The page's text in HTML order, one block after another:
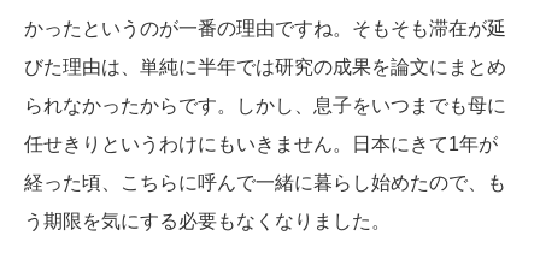
かったというのが一番の理由ですね。そもそも滞在が延
びた理由は、単純に半年では研究の成果を論文にまとめ
られなかったからです。しかし、息子をいつまでも母に
任せきりというわけにもいきません。日本にきて1年が
経った頃、こちらに呼んで一緒に暮らし始めたので、も
う期限を気にする必要もなくなりました。